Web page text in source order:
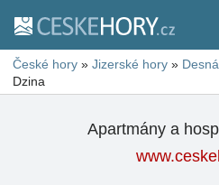
České hory » Jizerské hory » Desná
Dzina
Apartmány a